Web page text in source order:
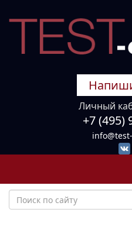
Личный
+7 (495)